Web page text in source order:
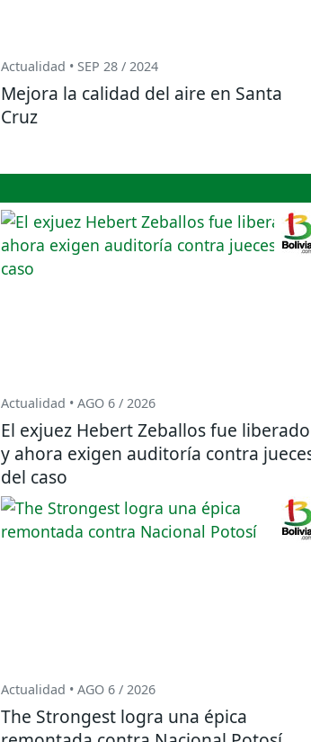
Actualidad • SEP 28 / 2024
Mejora la calidad del aire en Santa
Cruz
Actualidad • AGO 6 / 2026
El exjuez Hebert Zeballos fue liberado
y ahora exigen auditoría contra
del caso
Actualidad • AGO 6 / 2026
The Strongest logra una épica